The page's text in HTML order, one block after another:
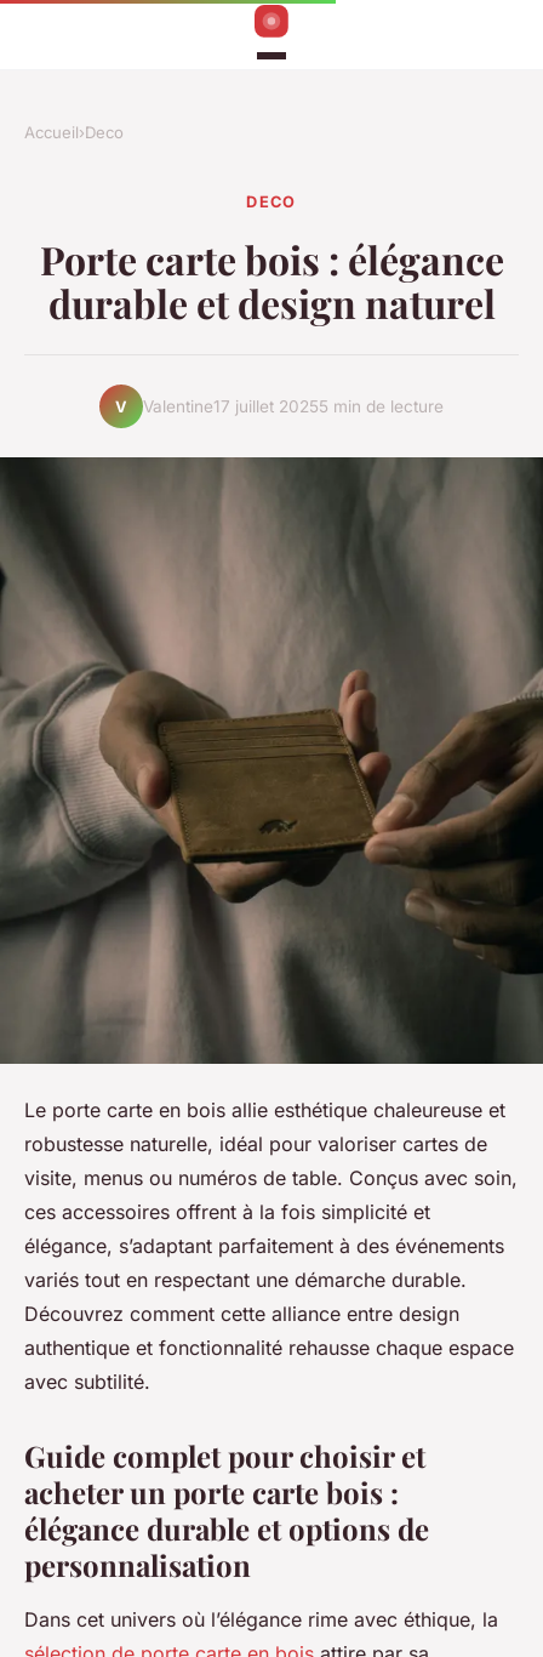
Accueil›Deco
DECO
Porte carte bois : élégance
durable et design naturel
V Valentine17 juillet 20255 min de lecture
Le porte carte en bois allie esthétique chaleureuse et
robustesse naturelle, idéal pour valoriser cartes de
visite, menus ou numéros de table. Conçus avec soin,
ces accessoires offrent à la fois simplicité et
élégance, s’adaptant parfaitement à des événements
variés tout en respectant une démarche durable.
Découvrez comment cette alliance entre design
authentique et fonctionnalité rehausse chaque espace
avec subtilité.
Guide complet pour choisir et
acheter un porte carte bois :
élégance durable et options de
personnalisation
Dans cet univers où l’élégance rime avec éthique, la